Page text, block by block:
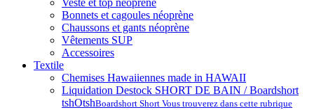
Veste et top néoprène
Bonnets et cagoules néoprène
Chaussons et gants néoprène
Vêtements SUP
Accessoires
Textile
Chemises Hawaiiennes made in HAWAII
Liquidation Destock SHORT DE BAIN / Boardshort
tshOtshBoardshort Short Vous trouverez dans cette rubrique